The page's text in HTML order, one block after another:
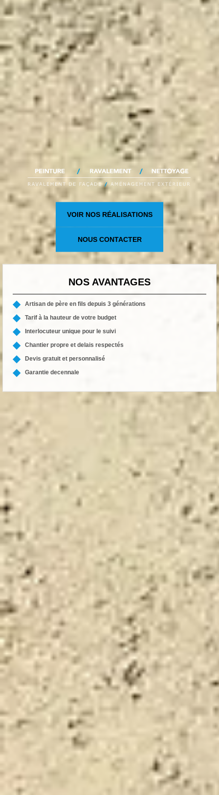
VOIR NOS RÉALISATIONS
NOUS CONTACTER
NOS AVANTAGES
Artisan de père en fils depuis 3 générations
Tarif à la hauteur de votre budget
Interlocuteur unique pour le suivi
Chantier propre et delais respectés
Devis gratuit et personnalisé
Garantie decennale